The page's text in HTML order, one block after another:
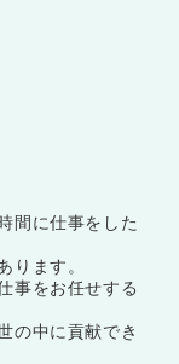
間に仕事をした
ります。
事をお任せする
の中に貢献でき